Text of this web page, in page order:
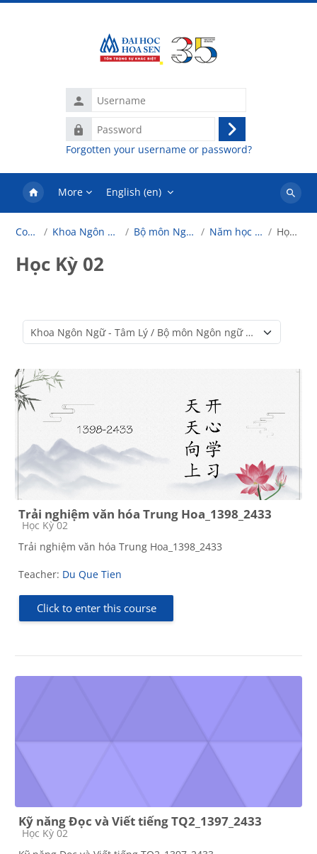
Username
Password
Log
in
Forgotten your username or password?
More English ‎(en)‎
Search
Courses Khoa Ngôn Ngữ - Tâm Lý Bộ môn Ngôn ngữ anh Năm học 2024-2025 Học Kỳ 02
Học Kỳ 02
Course categories
Trải nghiệm văn hóa Trung Hoa_1398_2433
Course category
Học Kỳ 02
Trải nghiệm văn hóa Trung Hoa_1398_2433
Teacher: Du Que Tien
Click to enter this course
Kỹ năng Đọc và Viết tiếng TQ2_1397_2433
Course category
Học Kỳ 02